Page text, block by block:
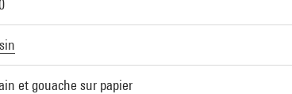
et gouache sur papier